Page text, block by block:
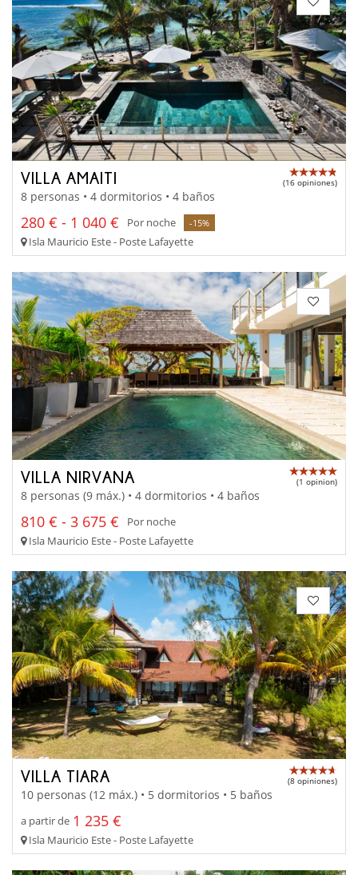
VILLA AMAITI (16 opiniones)
8 personas • 4 dormitorios • 4 baños
280 € - 1 040 € Por noche -15%
Isla Mauricio Este - Poste Lafayette
VILLA NIRVANA (1 opinion)
8 personas (9 máx.) • 4 dormitorios • 4 baños
810 € - 3 675 €
Por noche
Isla Mauricio Este - Poste Lafayette
VILLA TIARA (8 opiniones)
10 personas (12 máx.) • 5 dormitorios • 5 baños
a partir de 1 235 €
Isla Mauricio Este - Poste Lafayette